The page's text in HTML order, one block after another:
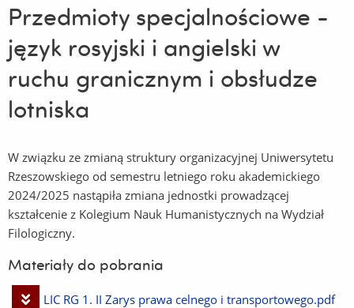
Przedmioty specjalnościowe -
język rosyjski i angielski w
ruchu granicznym i obsłudze
lotniska
W związku ze zmianą struktury organizacyjnej Uniwersytetu
Rzeszowskiego od semestru letniego roku akademickiego
2024/2025 nastąpiła zmiana jednostki prowadzącej
kształcenie z Kolegium Nauk Humanistycznych na Wydział
Filologiczny.
Materiały do pobrania
Pobierz
LIC RG 1. II Zarys prawa celnego i transportowego.pdf